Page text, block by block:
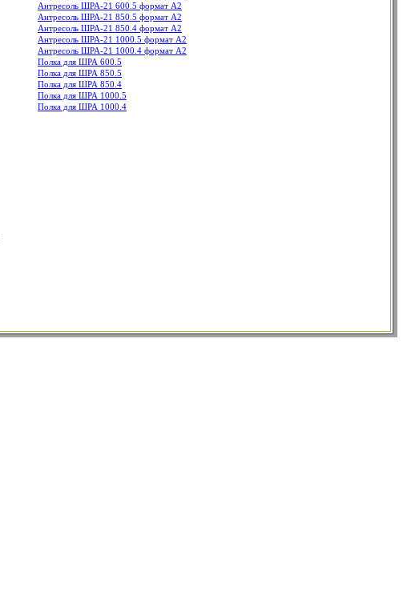
Антресоль ШРА-21 600.5 формат А2
Антресоль ШРА-21 850.5 формат А2
Антресоль ШРА-21 850.4 формат А2
Антресоль ШРА-21 1000.5 формат А2
Антресоль ШРА-21 1000.4 формат А2
Полка для ШРА 600.5
Полка для ШРА 850.5
Полка для ШРА 850.4
Полка для ШРА 1000.5
Полка для ШРА 1000.4